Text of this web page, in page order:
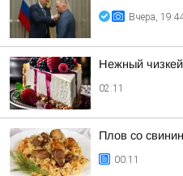
Вчера,
Нежный
02:11
Плов со
00:11